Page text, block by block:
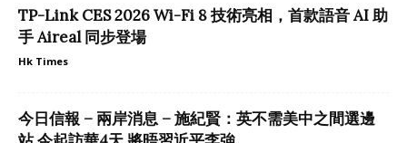
TP-Link CES 2026 Wi-Fi 8 技術亮相，首款語音 AI 助
手 Aireal 同步登場
Hk Times
今日信報 – 兩岸消息 – 施紀賢：英不需美中之間選邊